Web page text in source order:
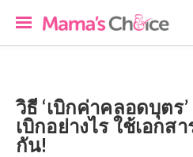
วิธี ‘เบิกค่าคลอดบุตร
เบิกอย่างไร ใช้เอกส
กัน!